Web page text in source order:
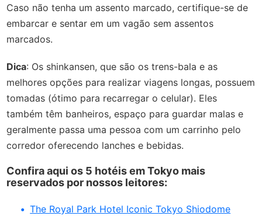
Caso não tenha um assento marcado, certifique-se de
embarcar e sentar em um vagão sem assentos
marcados.
Dica: Os shinkansen, que são os trens-bala e as
melhores opções para realizar viagens longas, possuem
tomadas (ótimo para recarregar o celular). Eles
também têm banheiros, espaço para guardar malas e
geralmente passa uma pessoa com um carrinho pelo
corredor oferecendo lanches e bebidas.
Confira aqui os 5 hotéis em Tokyo mais
reservados por nossos leitores:
The Royal Park Hotel Iconic Tokyo Shiodome